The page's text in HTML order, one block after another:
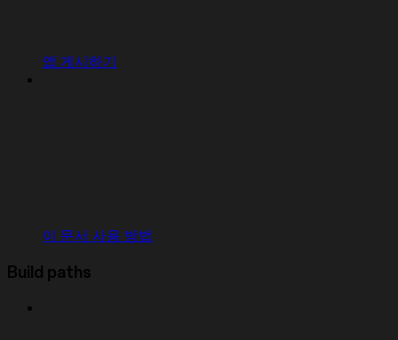
앱 게시하기
이 문서 사용 방법
Build paths